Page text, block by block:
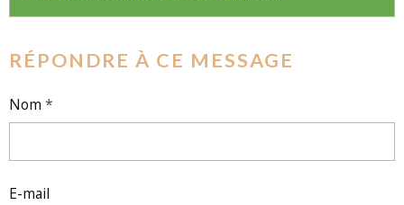
RÉPONDRE À CE MESSAGE
Nom
E-mail